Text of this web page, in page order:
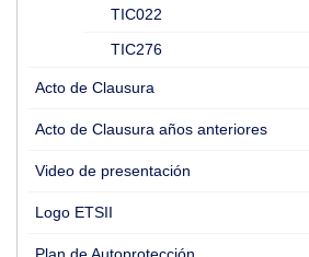
TIC022
TIC276
Acto de Clausura
Acto de Clausura años anteriores
Video de presentación
Logo ETSII